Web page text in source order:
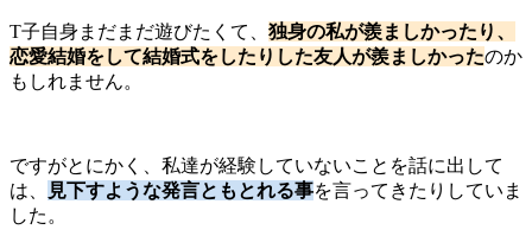
T子自身まだまだ遊びたくて、 独身の私が羨ましかったり、
恋愛結婚をして結婚式をしたりした友人が羨ましかったのか
もしれません。
ですがとにかく、私達が経験していないことを話に出して
は、
見下すような発言ともとれる事を言ってきたりしていま
した。